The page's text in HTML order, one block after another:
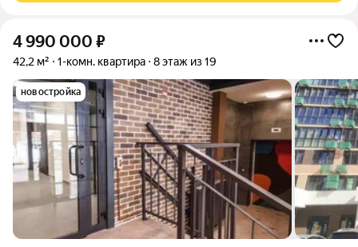
4 990 000 ₽
42,2 м² 1-комн. квартира 8 этаж из 19
новостройка